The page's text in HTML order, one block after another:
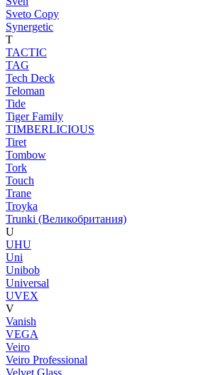
Sveto Copy
Synergetic
T
TACTIC
TAG
Tech Deck
Teloman
Tide
Tiger Family
TIMBERLICIOUS
Tiret
Tombow
Tork
Touch
Trane
Troyka
Trunki (Великобритания)
U
UHU
Uni
Unibob
Universal
UVEX
V
Vanish
VEGA
Veiro
Veiro Professional
Velvet Glass